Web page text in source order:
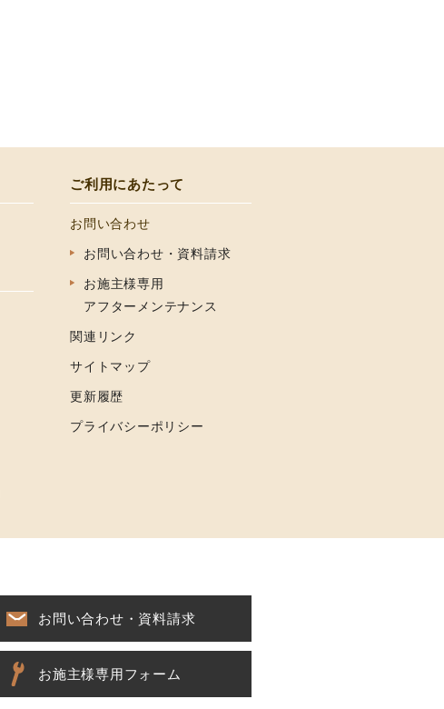
ご利用にあたって
お問い合わせ
お問い合わせ・資料請求
お施主様専用
アフターメンテナンス
関連リンク
サイトマップ
更新履歴
プライバシーポリシー
お問い合わせ・資料請求
お施主様専用フォーム